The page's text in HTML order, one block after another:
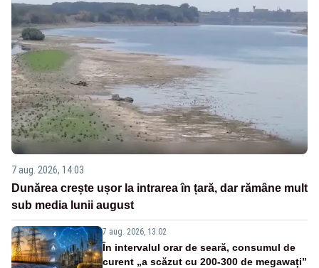
7 aug. 2026, 14:03
Dunărea crește ușor la intrarea în țară, dar rămâne mult
sub media lunii august
7 aug. 2026, 13:02
În intervalul orar de seară, consumul de
curent „a scăzut cu 200-300 de megawați”